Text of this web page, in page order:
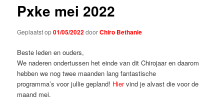
Pxke mei 2022
Geplaatst op01/05/2022doorChiro Bethanie
Beste leden en ouders,
We naderen ondertussen het einde van dit Chirojaar en daarom
hebben we nog twee maanden lang fantastische
programma’s voor jullie gepland! Hiervind je alvast die voor de
maand mei.